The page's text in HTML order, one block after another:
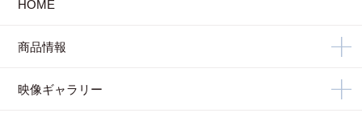
HOME
商品情報
映像ギャラリー